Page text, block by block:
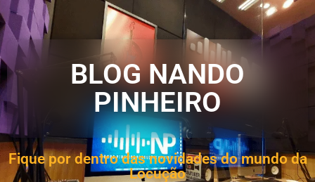
BLOG NANDO
PINHEIRO
Fique por dentro das novidades do mundo da
Locução